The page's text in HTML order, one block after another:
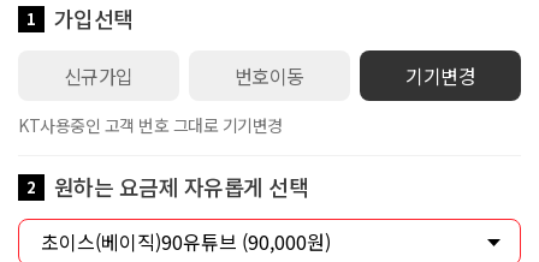
1 가입선택
신규가입 번호이동 기기변경
KT사용중인 고객 번호 그대로 기기변경
2 원하는 요금제 자유롭게 선택